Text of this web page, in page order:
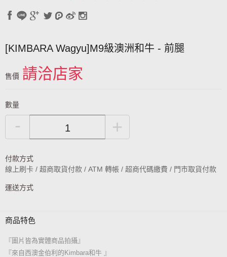
[KIMBARA Wagyu]M9級澳洲和牛 - 前腿
售價 請洽店家
數量
- +
付款方式
線上刷卡 / 超商取貨付款 / ATM 轉帳 / 超商代碼繳費 / 門市取貨付款
運送方式
商品特色
『圖片皆為實體商品拍攝』
『來自西澳金伯利的Kimbara和牛 』